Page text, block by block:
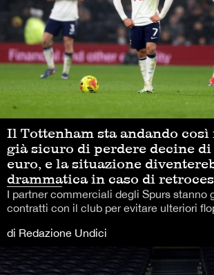
Il Tottenham sta andando così
già sicuro di perdere decine
euro, e la situazione
drammatica in caso di
I partner commerciali degli Spurs stanno
contratti con il club per evitare ulteriori
di Redazione Undici